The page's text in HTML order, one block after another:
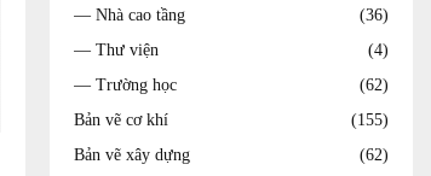
— Nhà cao tầng
(36)
— Thư viện
(4)
— Trường học
(62)
Bản vẽ cơ khí
(155)
Bản vẽ xây dựng
(62)